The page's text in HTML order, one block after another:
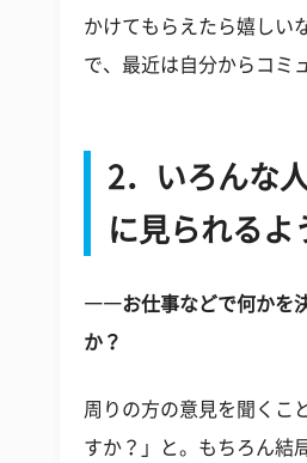
かけてもらえたら嬉しい
で、最近は自分からコミ
2．いろんな
に見られるよ
――お仕事などで何かを
か？
周りの方の意見を聞くこ
すか？」と。もちろん結